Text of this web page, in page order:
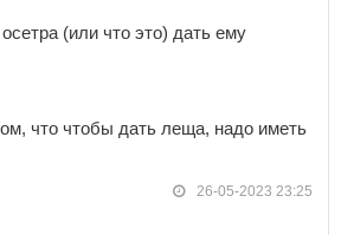
(или что это) дать ему
что чтобы дать леща, надо иметь
26-05-2023 23:25